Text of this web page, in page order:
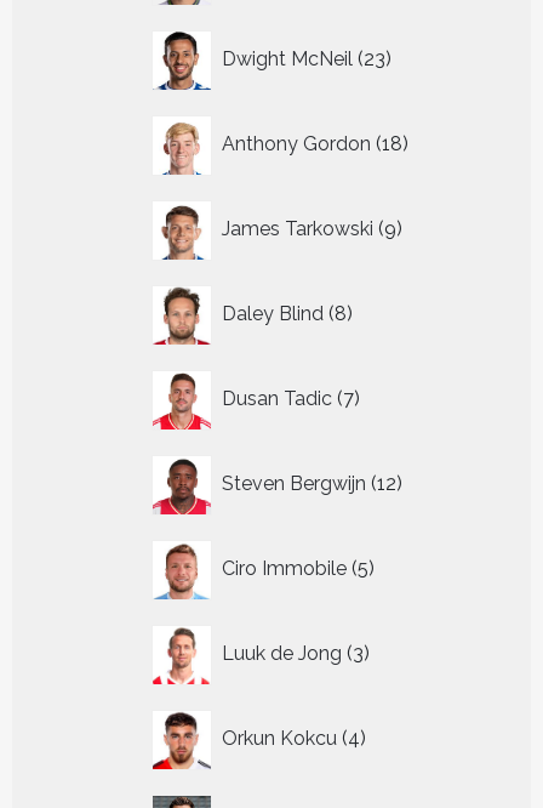
Dwight McNeil 23
producten
Anthony Gordon 18
producten
James Tarkowski 9
producten
Daley Blind 8
producten
Dusan Tadic 7
producten
Steven Bergwijn 12
producten
Ciro Immobile 5
producten
Luuk de Jong 3
producten
Orkun Kokcu 4
producten